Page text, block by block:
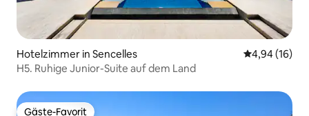
Hotelzimmer in Sencelles
4,94 (16)
H5. Ruhige Junior-Suite auf dem Land
Gäste-Favorit